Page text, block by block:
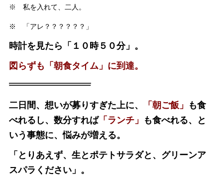
※ 私を入れて、二人。
※ 「アレ？？？？？？」
時計を見たら「１０時５０分」。
図らずも「朝食タイム」に到達。
二日間、想いが募りすぎた上に、 「朝ご飯」
も食
べれるし、数分すれば「ランチ」
も食べれる、と
いう事態に、悩みが増える。
「とりあえず、生とポテトサラダと、グリーンア
スパラください」。